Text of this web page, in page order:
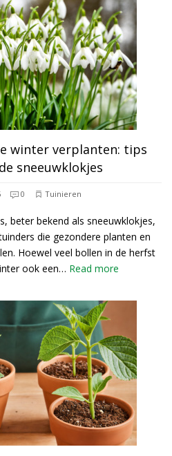
winter verplanten: tips
sneeuwklokjes
0 Tuinieren
beter bekend als sneeuwklokjes,
die gezondere planten en
Hoewel veel bollen in de herfst
ook een… Read more